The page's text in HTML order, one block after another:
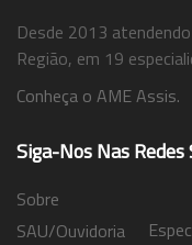
Desde 2013
Região, em 19
Conheça o AME Assis.
Siga-Nos Nas Redes
Sobre
SAU/Ouvidoria